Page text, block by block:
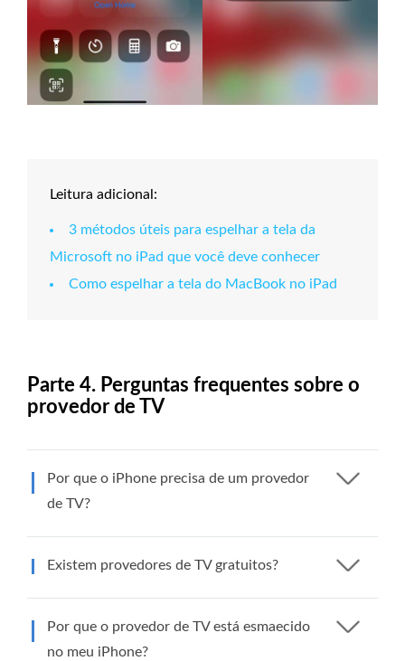
Leitura adicional:
3 métodos úteis para espelhar a tela da
Microsoft no iPad que você deve conhecer
Como espelhar a tela do MacBook no iPad
Parte 4. Perguntas frequentes sobre o
provedor de TV
Por que o iPhone precisa de um provedor
de TV?
Existem provedores de TV gratuitos?
Por que o provedor de TV está esmaecido
no meu iPhone?